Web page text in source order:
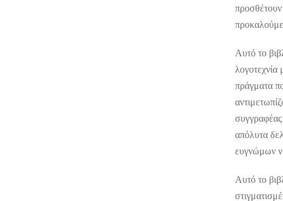
Αυτό το
πράγματα
απόλυτα
ευγνώμων
Αυτό το